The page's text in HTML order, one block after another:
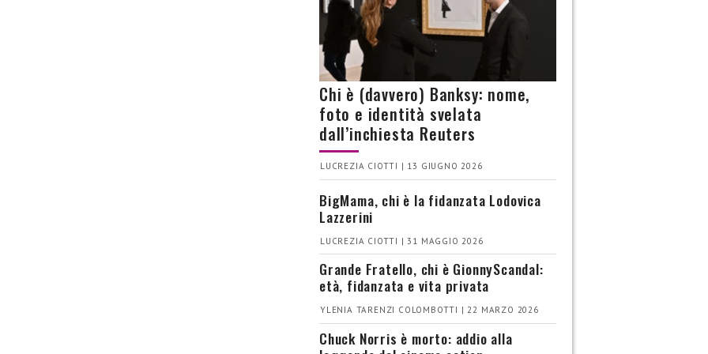
Chi è (davvero) Banksy: nome,
foto e identità svelata
dall’inchiesta Reuters
LUCREZIA CIOTTI | 13 GIUGNO 2026
BigMama, chi è la fidanzata Lodovica
Lazzerini
LUCREZIA CIOTTI | 31 MAGGIO 2026
Grande Fratello, chi è GionnyScandal:
età, fidanzata e vita privata
YLENIA TARENZI COLOMBOTTI | 22 MARZO 2026
Chuck Norris è morto: addio alla